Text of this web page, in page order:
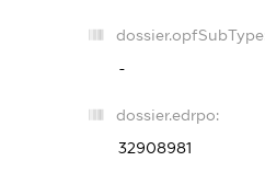
-
dossier.edrpo:
32908981